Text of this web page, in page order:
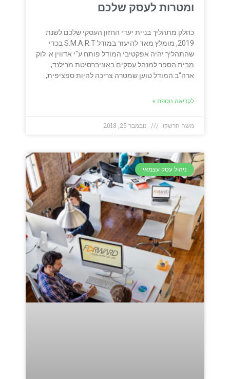
ומטרות לעסק שלכם
כחלק מתהליך בניית יעדי החזון העסקי שלכם לשנת
2019, מומלץ מאד להיעזר במודל S.M.A.R.T בכדי
שהתהליך יהיה אפקטיבי.המודל פותח ע"י אדווין א. לוק
מבית הספר למנהל עסקים באוניברסיטת מרילנד,
ארה"ב.המודל טוען שמטרה צריכה להיות ספציפית,
לקריאה נוספת »
משה הרשקו נובמבר 25, 2018
ניהול עסק עצמאי